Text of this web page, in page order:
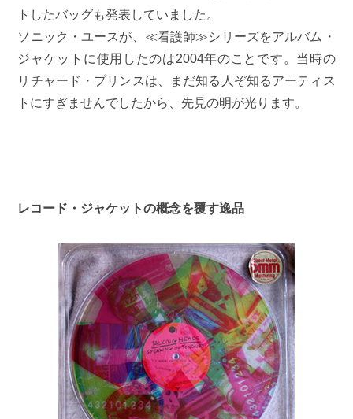
トしたバッグも発表していました。
ソニック・ユースが、≪看護師≫シリーズをアルバム・
ジャケットに使用したのは2004年のことです。当時の
リチャード・プリンスは、まだ知る人ぞ知るアーティス
トにすぎませんでしたから、先見の明が光ります。
レコード・ジャケットの概念を覆す逸品